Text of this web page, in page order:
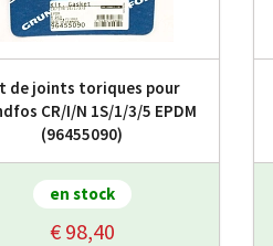
de joints toriques pour
CR/I/N 1S/1/3/5 EPDM
(96455090)
en stock
€ 98,40